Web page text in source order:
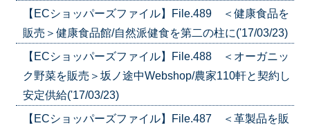
【ECショッパーズファイル】File.489 ＜健康食品を
販売＞健康食品館/自然派健食を第二の柱に('17/03/23)
【ECショッパーズファイル】File.488 ＜オーガニッ
ク野菜を販売＞坂ノ途中Webshop/農家110軒と契約し
安定供給('17/03/23)
【ECショッパーズファイル】File.487 ＜革製品を販